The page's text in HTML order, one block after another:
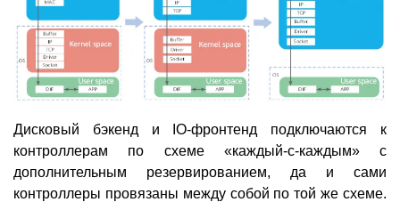
Дисковый бэкенд и IO-фронтенд подключаются к
контроллерам по схеме «каждый-с-каждым» с
дополнительным резервированием, да и сами
контроллеры провязаны между собой по той же схеме.